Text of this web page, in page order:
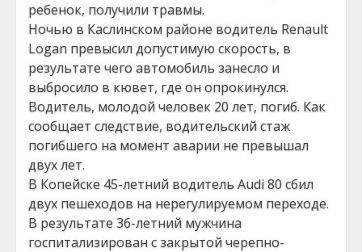
ребенок, получили травмы.
Ночью в Каслинском районе водитель Renault
Logan превысил допустимую скорость, в
результате чего автомобиль занесло и
выбросило в кювет, где он опрокинулся.
Водитель, молодой человек 20 лет, погиб. Как
сообщает следствие, водительский стаж
погибшего на момент аварии не превышал
двух лет.
В Копейске 45-летний водитель Audi 80 сбил
двух пешеходов на нерегулируемом переходе.
В результате 36-летний мужчина
госпитализирован с закрытой черепно-